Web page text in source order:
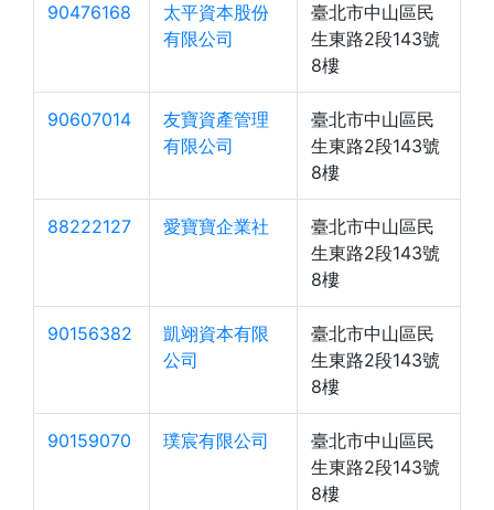
90476168
太平資本股份
有限公司
臺北市中山區民
生東路2段143號
8樓
90607014
友寶資產管理
有限公司
臺北市中山區民
生東路2段143號
8樓
88222127 愛寶寶企業社
臺北市中山區民
生東路2段143號
8樓
90156382
凱翊資本有限
公司
臺北市中山區民
生東路2段143號
8樓
90159070 璞宸有限公司
臺北市中山區民
生東路2段143號
8樓